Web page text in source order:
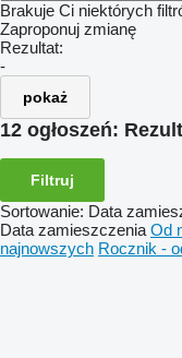
Brakuje Ci niektórych
Zaproponuj zmianę
Rezultat:
-
pokaż
12 ogłoszeń:
Filtruj
Sortowanie: Data
Data zamieszczenia Od
najnowszych Rocznik -